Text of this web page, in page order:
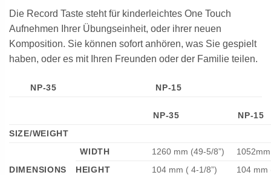
Die Record Taste steht für kinderleichtes One Touch
Aufnehmen Ihrer Übungseinheit, oder ihrer neuen
Komposition. Sie können sofort anhören, was Sie gespielt
haben, oder es mit Ihren Freunden oder der Familie teilen.
NP-35 NP-15
NP-35
NP-15
SIZE/WEIGHT
DIMENSIONS
WIDTH 1260 mm (49-5/8”)
HEIGHT
104 mm ( 4-1/8”)
104 mm